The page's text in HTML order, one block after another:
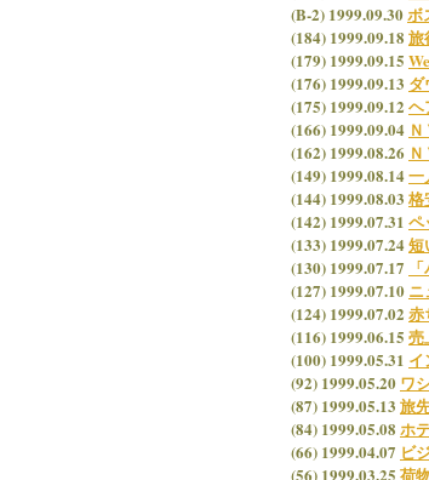
(B-2) 1999.09.30ボ
(184) 1999.09.18 旅
(179) 1999.09.15
(176) 1999.09.13 ダ
(175) 1999.09.12 ヘ
(166) 1999.09.04
(162) 1999.08.26
(149) 1999.08.14一
(144) 1999.08.03 格
(142) 1999.07.31 ペ
(133) 1999.07.24短
(130) 1999.07.17
(127) 1999.07.10 ニ
(124) 1999.07.02 赤
(116) 1999.06.15 売
(100) 1999.05.31 イ
(92) 1999.05.20 ワ
(87) 1999.05.13 旅
(84) 1999.05.08 ホ
(66) 1999.04.07 ビ
(56) 1999.03.25 荷